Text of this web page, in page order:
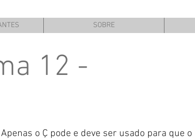
SOBRE
12 -
o Ç pode e deve ser usado para que